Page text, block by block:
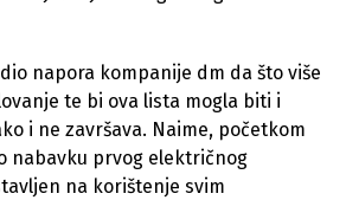
napora kompanije dm da što više
te bi ova lista mogla biti i
i ne završava. Naime, početkom
nabavku prvog električnog
na korištenje svim